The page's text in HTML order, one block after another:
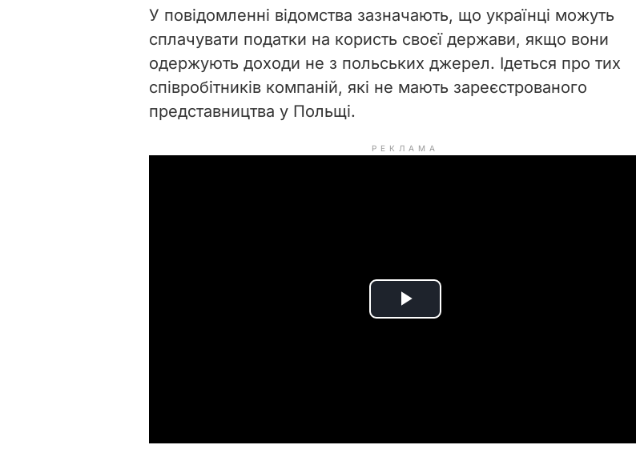
У повідомленні відомства зазначають, що українці можуть
сплачувати податки на користь своєї держави, якщо вони
одержують доходи не з польських джерел. Ідеться про тих
співробітників компаній, які не мають зареєстрованого
представництва у Польщі.
РЕКЛАМА
P